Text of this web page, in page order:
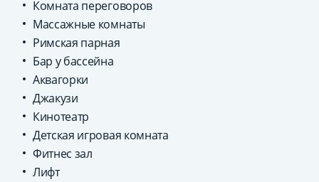
Комната переговоров
Массажные комнаты
Римская парная
Бар у бассейна
Аквагорки
Джакузи
Кинотеатр
Детская игровая комната
Фитнес зал
Лифт